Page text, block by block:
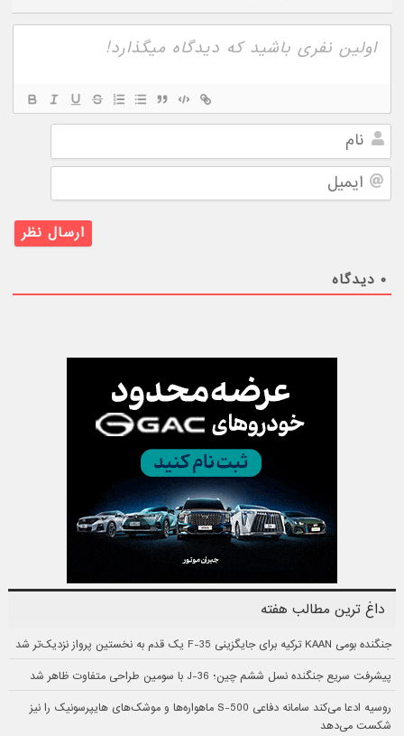
نام
ایمیل
۰ دیدگاه
داغ ترین مطالب هفته
جنگنده بومی KAAN ترکیه برای جایگزینی F-35 یک قدم به نخستین پرواز نزدیک‌تر شد
پیشرفت سریع جنگنده نسل ششم چین؛ J-36 با سومین طراحی متفاوت ظاهر شد
روسیه ادعا می‌کند سامانه دفاعی S-500 ماهواره‌ها و موشک‌های هایپرسونیک را نیز
شکست می‌دهد